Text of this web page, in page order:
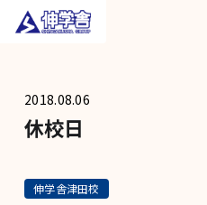
2018.08.06
休校日
伸学舎津田校